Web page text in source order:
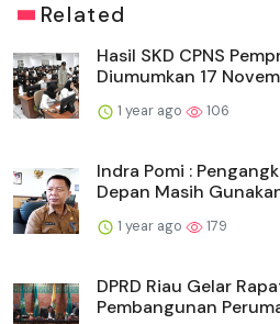
Related
Hasil SKD CPNS
Diumumkan 17
1 year ago 106
Indra Pomi :
Depan Masih
1 year ago 179
DPRD Riau Gelar
Pembangunan